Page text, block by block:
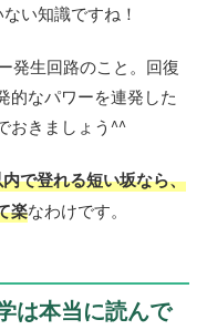
い知識ですね！
発生回路のこと。回復
的なパワーを連発した
おきましょう^^
で登れる短い坂なら、
楽なわけです。
は本当に読んで